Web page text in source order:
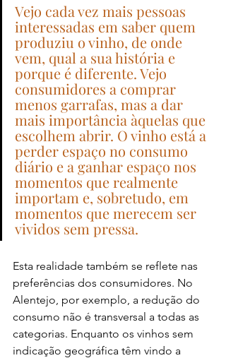
Vejo cada vez mais pessoas
interessadas em saber quem
produziu o vinho, de onde
vem, qual a sua história e
porque é diferente. Vejo
consumidores a comprar
menos garrafas, mas a dar
mais importância àquelas que
escolhem abrir. O vinho está a
perder espaço no consumo
diário e a ganhar espaço nos
momentos que realmente
importam e, sobretudo, em
momentos que merecem ser
vividos sem pressa.
Esta realidade também se reflete nas
preferências dos consumidores. No
Alentejo, por exemplo, a redução do
consumo não é transversal a todas as
categorias. Enquanto os vinhos sem
indicação geográfica têm vindo a